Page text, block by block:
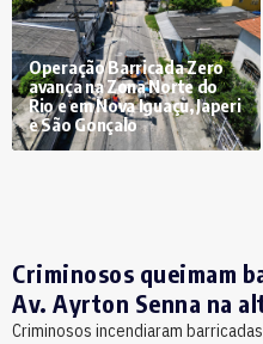
Operação Barricada Zero
avança na Zona Norte do
Rio e em Nova Iguaçu, Japeri
e São Gonçalo
Criminosos queimam
Av. Ayrton Senna na
Criminosos incendiaram